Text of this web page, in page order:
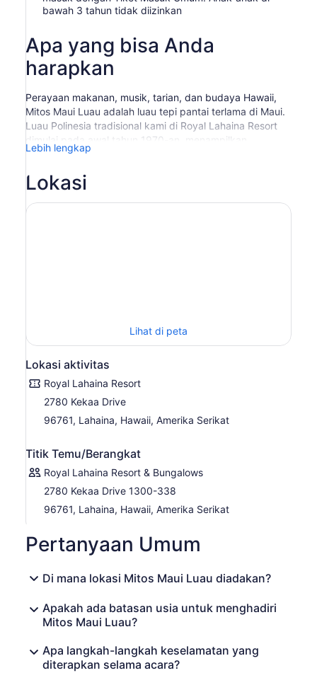
bawah 3 tahun tidak diizinkan
Apa yang bisa Anda
harapkan
Perayaan makanan, musik, tarian, dan budaya Hawaii,
Mitos Maui Luau adalah luau tepi pantai terlama di Maui.
Luau Polinesia tradisional kami di Royal Lahaina Resort
dimulai pada awal tahun 1970-an, menampilkan
semangat budaya dan kuliner pulau tersebut. Latar
pertunjukan Polinesia yang paling semarak dan menarik
penyambutan lei, upacara Imu, penggalian Pua'a Kalua
MENU MAKAN MALAM
Makaroni dan Keju (V)
Mahimahi Luau dengan Santan dan Daun Talas
Daging Babi Kalua (GF)
Ayam Teriyaki
Sayuran pulau segar yang digoreng dalam wajan
Nasi Goreng (V)
Roti Gulung Roti Manis Hawaii (V)
Anggur dan Buah segar (V/GF)
Nanas iris (V/GF)
Poi (V/GF)
Tako Poke
Mentimun Namasu (V/GF)
Lomi Lomi Salmon (GF)
Pakaian Oriental (V)
Ranch Dressing (V/GF)
Salad Tahu (V/GF)
Butter Mochi (V/GF)
Strawberry Guava Roll (V)
Lebih lengkap
Lokasi
Lihat di peta
Lokasi aktivitas
Royal Lahaina Resort
2780 Kekaa Drive
96761, Lahaina, Hawaii, Amerika Serikat
Titik Temu/Berangkat
Royal Lahaina Resort & Bungalows
2780 Kekaa Drive 1300-338
96761, Lahaina, Hawaii, Amerika Serikat
Pertanyaan Umum
Di mana lokasi Mitos Maui Luau diadakan?
Apakah ada batasan usia untuk menghadiri
Mitos Maui Luau?
Apa langkah-langkah keselamatan yang
diterapkan selama acara?